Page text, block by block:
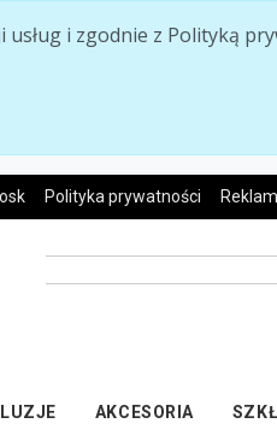
i zgodnie z Polityką
Polityka prywatności
AKCESORIA